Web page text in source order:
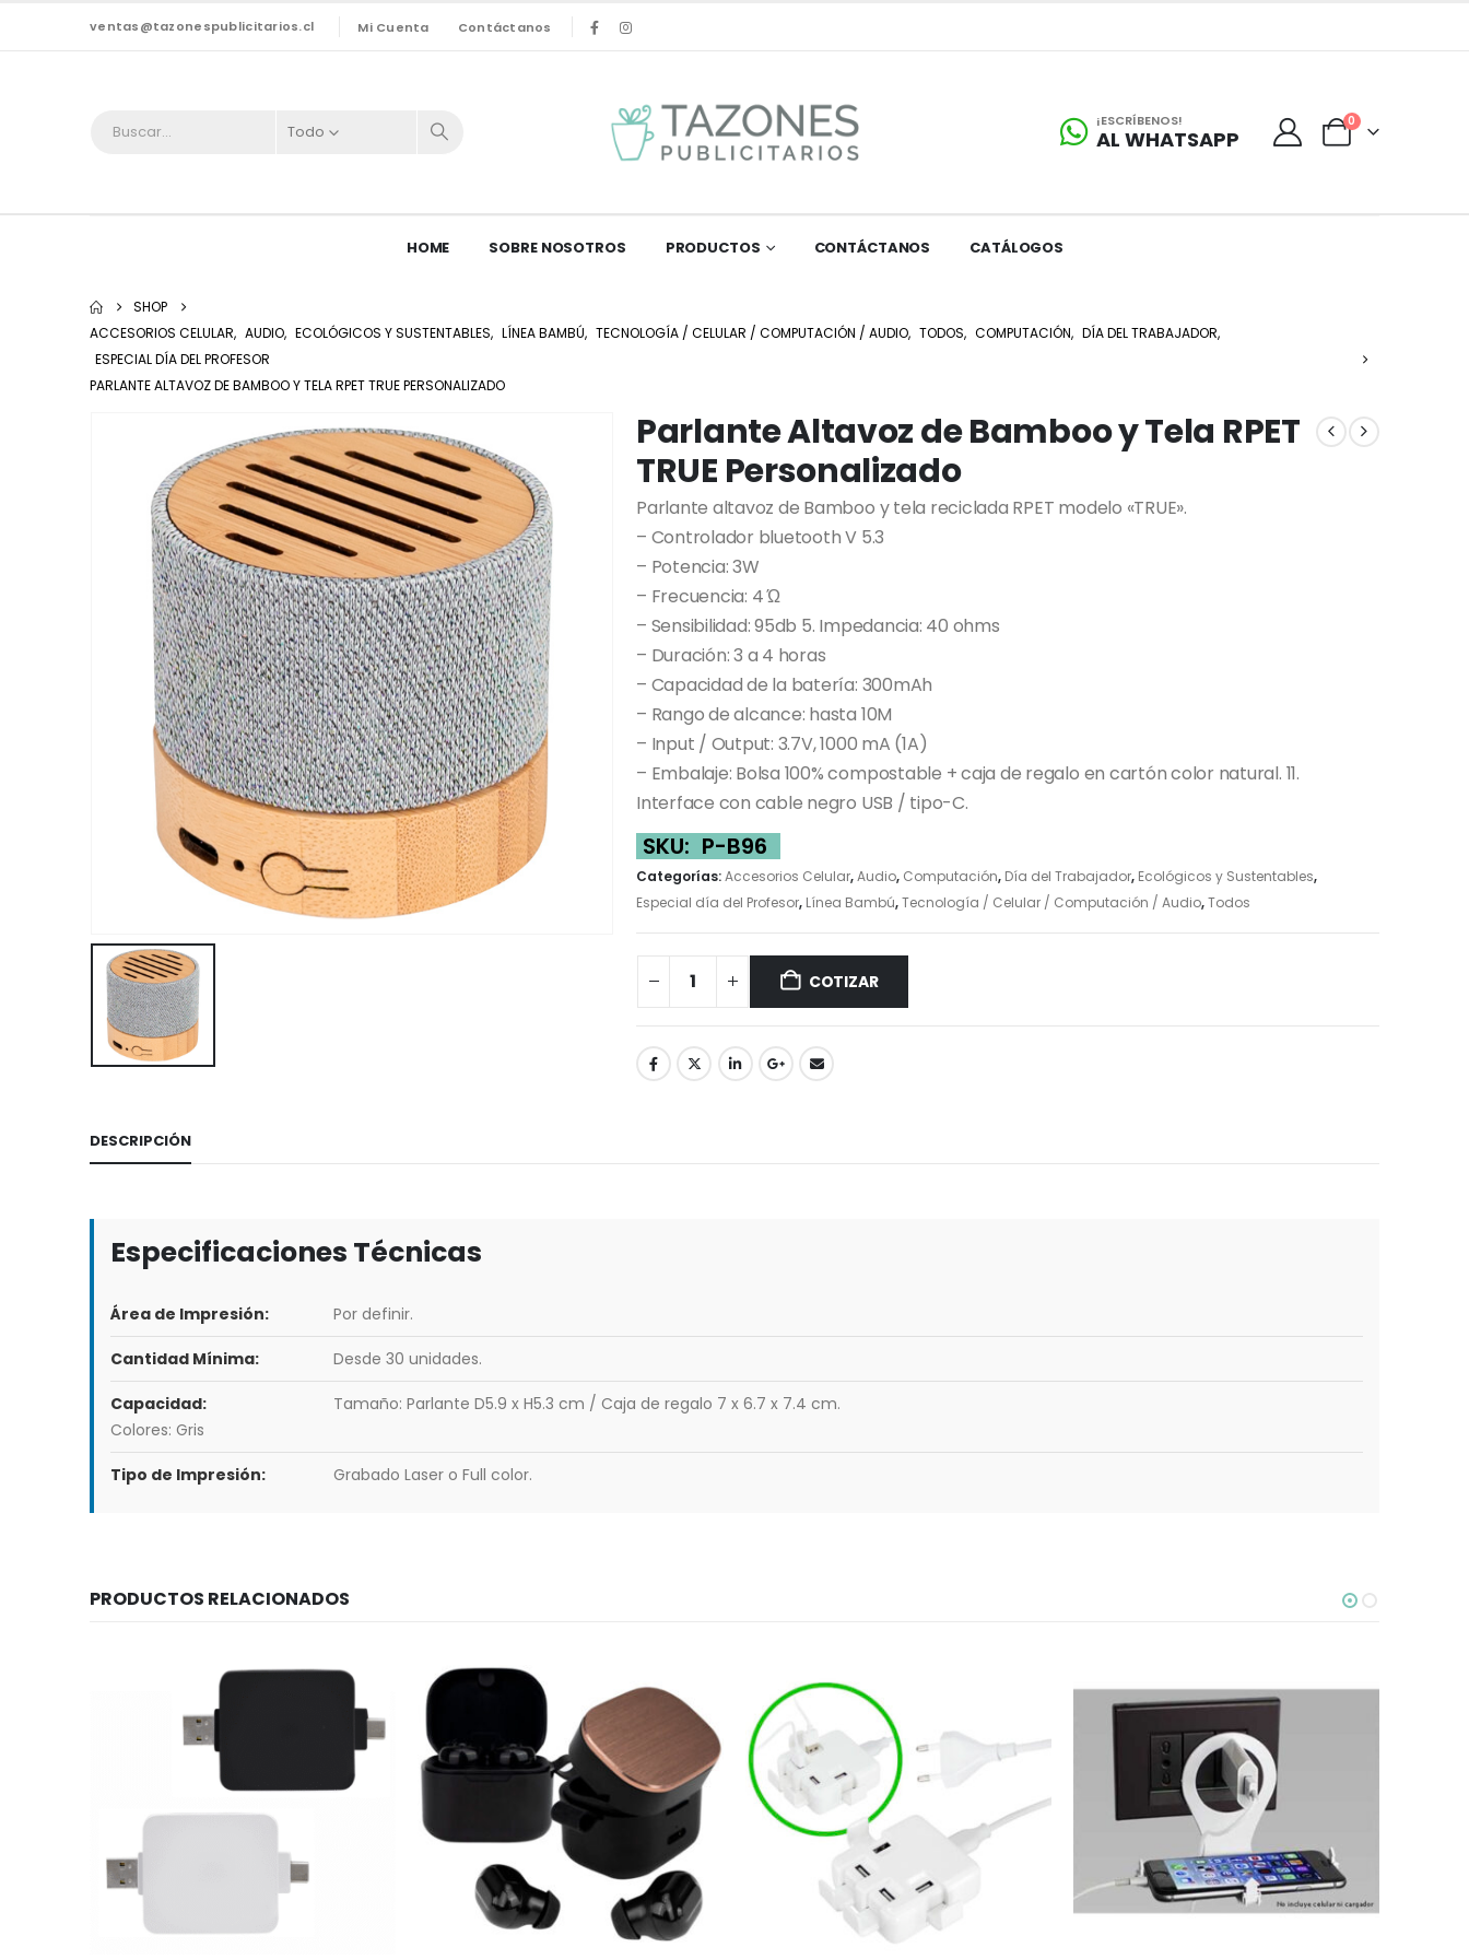
ventas@tazonespublicitarios.cl Mi Cuenta Contáctanos
Todo
¡ESCRÍBENOS!
AL WHATSAPP
0
HOME SOBRE NOSOTROS PRODUCTOS CONTÁCTANOS CATÁLOGOS
SHOP
ACCESORIOS CELULAR, AUDIO, ECOLÓGICOS Y SUSTENTABLES, LÍNEA BAMBÚ, TECNOLOGÍA / CELULAR / COMPUTACIÓN / AUDIO, TODOS, COMPUTACIÓN, DÍA DEL TRABAJADOR,
ESPECIAL DÍA DEL PROFESOR
PARLANTE ALTAVOZ DE BAMBOO Y TELA RPET TRUE PERSONALIZADO
Parlante Altavoz de Bamboo y Tela RPET
TRUE Personalizado
Parlante altavoz de Bamboo y tela reciclada RPET modelo «TRUE».
– Controlador bluetooth V 5.3
– Potencia: 3W
– Frecuencia: 4 Ώ
– Sensibilidad: 95db 5. Impedancia: 40 ohms
– Duración: 3 a 4 horas
– Capacidad de la batería: 300mAh
– Rango de alcance: hasta 10M
– Input / Output: 3.7V, 1000 mA (1A)
– Embalaje: Bolsa 100% compostable + caja de regalo en cartón color natural. 11.
Interface con cable negro USB / tipo-C.
SKU: P-B96
Categorías:Accesorios Celular,Audio, Computación, Día del Trabajador, Ecológicos y Sustentables,
Especial día del Profesor, Línea Bambú,Tecnología / Celular / Computación / Audio,Todos
COTIZAR
DESCRIPCIÓN
Especificaciones Técnicas
Área de Impresión: Por definir.
Cantidad Mínima: Desde 30 unidades.
Capacidad:
Tamaño: Parlante D5.9 x H5.3 cm / Caja de regalo 7 x 6.7 x 7.4 cm.
Colores: Gris
Tipo de Impresión: Grabado Laser o Full color.
PRODUCTOS RELACIONADOS